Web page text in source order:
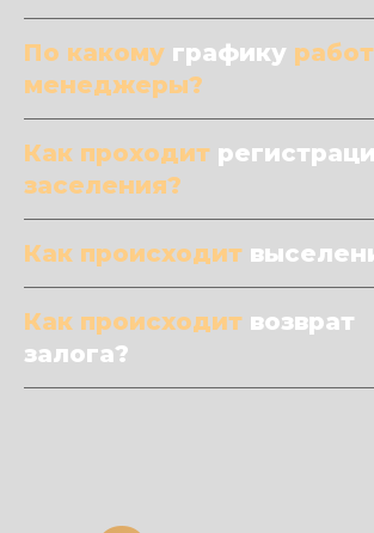
По какому графику
менеджеры?
Как проходит
заселения?
Как происходит
Как происходит возврат
залога?